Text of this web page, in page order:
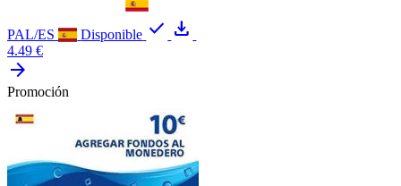
PAL/ES Disponible check download
4.49 €
arrow_forward
Promoción